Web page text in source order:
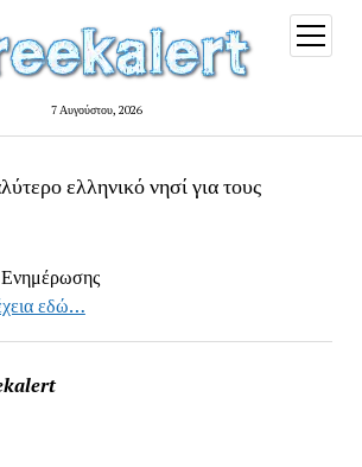
7 Αυγούστου, 2026
open
menu
ελληνικό νησί για τους
εδώ…